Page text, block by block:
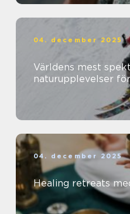
04. december 2025
Världens mest
naturupplevelser
04. december 2025
Healing retreats